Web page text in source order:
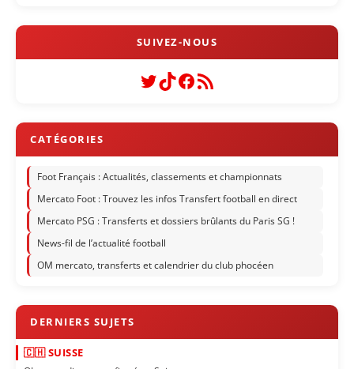
Twitter
TikTok
Facebook
Flux RSS
Foot Français : Actualités, classements et championnats
Mercato Foot : Trouvez les infos Transfert football en direct
Mercato PSG : Transferts et dossiers brûlants du Paris SG !
News-fil de l’actualité football
OM mercato, transferts et calendrier du club phocéen
🇨🇭 SUISSE